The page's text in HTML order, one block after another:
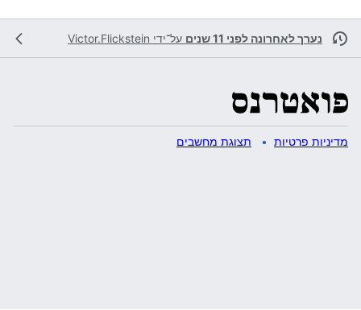
נערך לאחרונה לפני 11 שנים על־ידי Victor.Flickstein
מדיניות פרטיות תצוגת מחשבים